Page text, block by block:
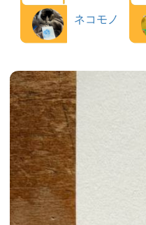
ネコモノ